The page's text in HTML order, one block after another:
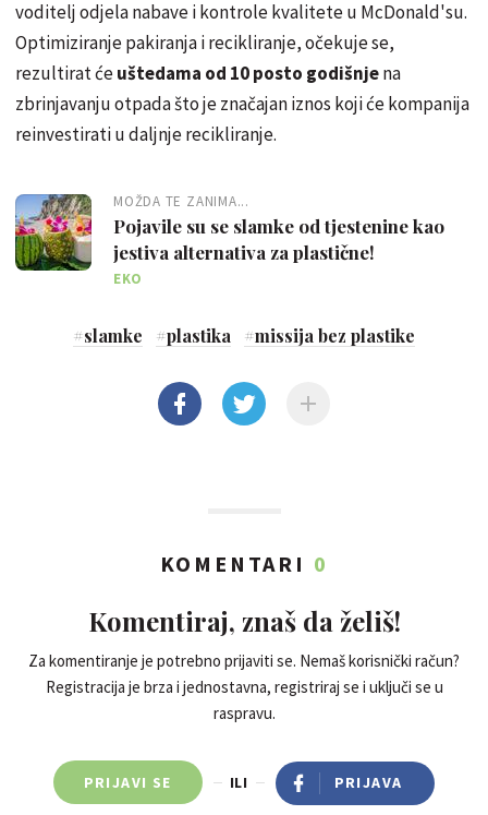
voditelj odjela nabave i kontrole kvalitete u McDonald'su.
Optimiziranje pakiranja i recikliranje, očekuje se,
rezultirat ćeuštedama od 10 posto godišnjena
zbrinjavanju otpada što je značajan iznos koji će kompanija
reinvestirati u daljnje recikliranje.
MOŽDA TE ZANIMA...
Pojavile su se slamke od tjestenine kao
jestiva alternativa za plastične!
EKO
#slamke #plastika #missija bez plastike
KOMENTARI 0
Komentiraj, znaš da želiš!
Za komentiranje je potrebno prijaviti se. Nemaš korisnički račun?
Registracija je brza i jednostavna, registriraj se i uključi se u
raspravu.
PRIJAVI SE ILI PRIJAVA